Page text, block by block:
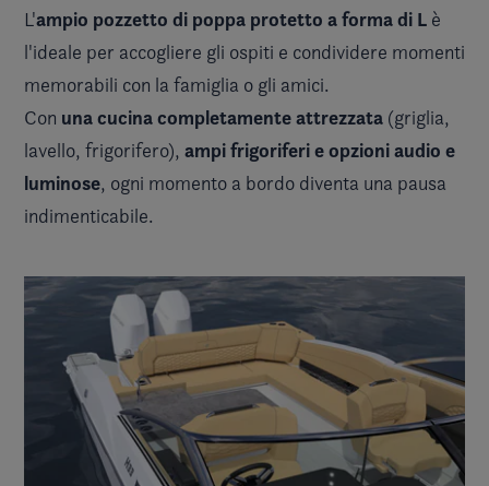
L'ampio pozzetto di poppa protetto a forma di L è
l'ideale per accogliere gli ospiti e condividere momenti
memorabili con la famiglia o gli amici.
Con una cucina completamente attrezzata (griglia,
lavello, frigorifero), ampi frigoriferi e opzioni audio e
luminose, ogni momento a bordo diventa una pausa
indimenticabile.